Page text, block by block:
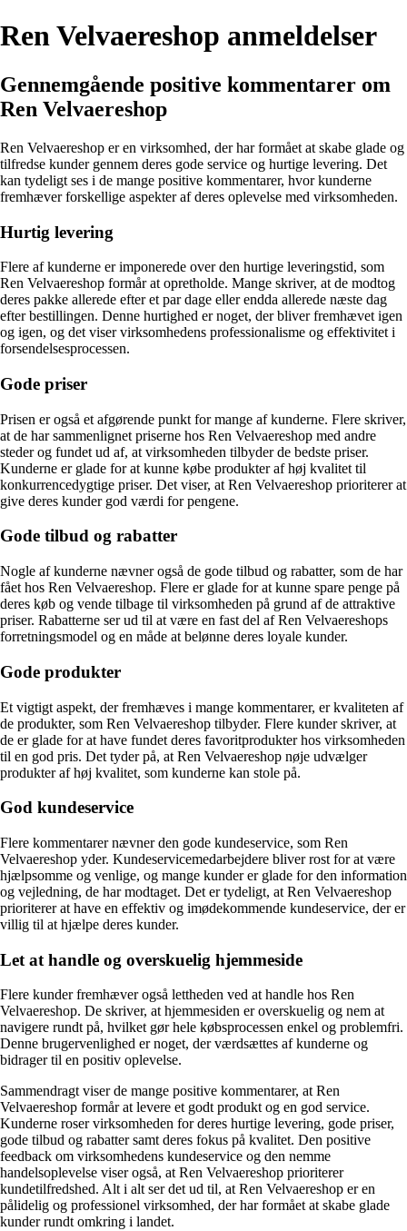
Ren Velvaereshop anmeldelser
Gennemgående positive kommentarer om
Ren Velvaereshop
Ren Velvaereshop er en virksomhed, der har formået at skabe glade og
tilfredse kunder gennem deres gode service og hurtige levering. Det
kan tydeligt ses i de mange positive kommentarer, hvor kunderne
fremhæver forskellige aspekter af deres oplevelse med virksomheden.
Hurtig levering
Flere af kunderne er imponerede over den hurtige leveringstid, som
Ren Velvaereshop formår at opretholde. Mange skriver, at de modtog
deres pakke allerede efter et par dage eller endda allerede næste dag
efter bestillingen. Denne hurtighed er noget, der bliver fremhævet igen
og igen, og det viser virksomhedens professionalisme og effektivitet i
forsendelsesprocessen.
Gode priser
Prisen er også et afgørende punkt for mange af kunderne. Flere skriver,
at de har sammenlignet priserne hos Ren Velvaereshop med andre
steder og fundet ud af, at virksomheden tilbyder de bedste priser.
Kunderne er glade for at kunne købe produkter af høj kvalitet til
konkurrencedygtige priser. Det viser, at Ren Velvaereshop prioriterer at
give deres kunder god værdi for pengene.
Gode tilbud og rabatter
Nogle af kunderne nævner også de gode tilbud og rabatter, som de har
fået hos Ren Velvaereshop. Flere er glade for at kunne spare penge på
deres køb og vende tilbage til virksomheden på grund af de attraktive
priser. Rabatterne ser ud til at være en fast del af Ren Velvaereshops
forretningsmodel og en måde at belønne deres loyale kunder.
Gode produkter
Et vigtigt aspekt, der fremhæves i mange kommentarer, er kvaliteten af
de produkter, som Ren Velvaereshop tilbyder. Flere kunder skriver, at
de er glade for at have fundet deres favoritprodukter hos virksomheden
til en god pris. Det tyder på, at Ren Velvaereshop nøje udvælger
produkter af høj kvalitet, som kunderne kan stole på.
God kundeservice
Flere kommentarer nævner den gode kundeservice, som Ren
Velvaereshop yder. Kundeservicemedarbejdere bliver rost for at være
hjælpsomme og venlige, og mange kunder er glade for den information
og vejledning, de har modtaget. Det er tydeligt, at Ren Velvaereshop
prioriterer at have en effektiv og imødekommende kundeservice, der er
villig til at hjælpe deres kunder.
Let at handle og overskuelig hjemmeside
Flere kunder fremhæver også lettheden ved at handle hos Ren
Velvaereshop. De skriver, at hjemmesiden er overskuelig og nem at
navigere rundt på, hvilket gør hele købsprocessen enkel og problemfri.
Denne brugervenlighed er noget, der værdsættes af kunderne og
bidrager til en positiv oplevelse.
Sammendragt viser de mange positive kommentarer, at Ren
Velvaereshop formår at levere et godt produkt og en god service.
Kunderne roser virksomheden for deres hurtige levering, gode priser,
gode tilbud og rabatter samt deres fokus på kvalitet. Den positive
feedback om virksomhedens kundeservice og den nemme
handelsoplevelse viser også, at Ren Velvaereshop prioriterer
kundetilfredshed. Alt i alt ser det ud til, at Ren Velvaereshop er en
pålidelig og professionel virksomhed, der har formået at skabe glade
kunder rundt omkring i landet.